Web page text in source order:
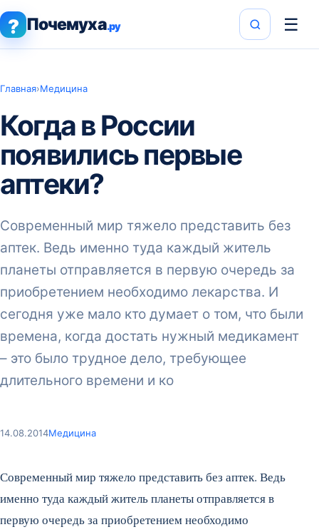
? Почемуха.ру ☰
Главная›Медицина
Когда в России
появились первые
аптеки?
Современный мир тяжело представить без
аптек. Ведь именно туда каждый житель
планеты отправляется в первую очередь за
приобретением необходимо лекарства. И
сегодня уже мало кто думает о том, что были
времена, когда достать нужный медикамент
– это было трудное дело, требующее
длительного времени и ко
14.08.2014Медицина
Современный мир тяжело представить без аптек. Ведь
именно туда каждый житель планеты отправляется в
первую очередь за приобретением необходимо